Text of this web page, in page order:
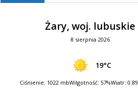
Żary, woj. lubuskie
8 sierpnia 2026
19°C
Ciśnienie: 1022 mbWilgotność: 57%Wiatr: